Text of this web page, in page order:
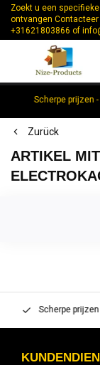
Zoekt u een
ontvangen
+31621803866 of
Scherpe prijzen -
Zurück
ARTIKEL
Scherpe prijzen -